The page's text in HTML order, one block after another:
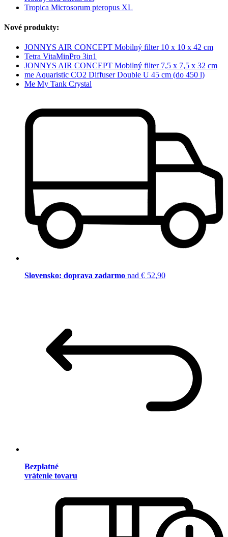
Tropica Microsorum pteropus XL
Nové produkty:
JONNYS AIR CONCEPT Mobilný filter 10 x 10 x 42 cm
Tetra VitaMinPro 3in1
JONNYS AIR CONCEPT Mobilný filter 7,5 x 7,5 x 32 cm
me Aquaristic CO2 Diffuser Double U 45 cm (do 450 l)
Me My Tank Crystal
Slovensko: doprava zadarmo nad € 52,90
Bezplatné
vrátenie tovaru